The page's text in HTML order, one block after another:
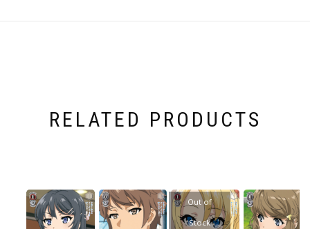
RELATED PRODUCTS
Out of
Stock